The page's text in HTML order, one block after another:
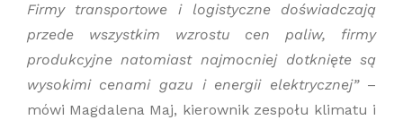
Firmy transportowe i logistyczne doświadczają
przede wszystkim wzrostu cen paliw, firmy
produkcyjne natomiast najmocniej dotknięte są
wysokimi cenami gazu i energii elektrycznej” –
mówi Magdalena Maj, kierownik zespołu klimatu i